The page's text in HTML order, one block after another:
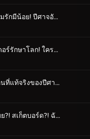
ตอนที่ 4 ความรักมีน้อย! ปีศาจอันตรายถือกำเนิดแล้ว!
ตอนที่ 5 ไรเดอร์รักษาโลก! ใครคือคนทรยศ!
ตอนที่ 6 ตัวตนที่แท้จริงของปีศาจ! การแสดงสุดช็อก!
ตอนที่ 7 ขโมย?! สเก็ตบอร์ด?! ฉันคาเงโระ!